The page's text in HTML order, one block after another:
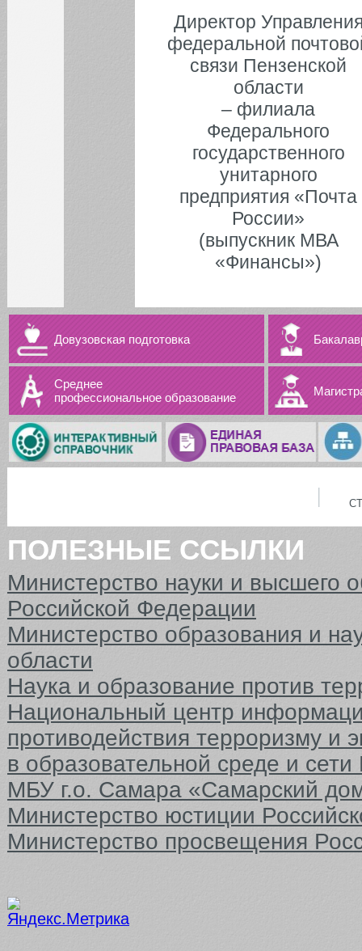
Директор
федеральной
связи Пензенской
области
– филиала
Федерального
государственного
унитарного
предприятия «Почта
России»
(выпускник МВА
«Финансы»)
Довузовская подготовка
Среднее
профессиональное образование
ПОЛЕЗНЫЕ ССЫЛКИ
Министерство науки и высшего
Российской Федерации
Министерство образования и
области
Наука и образование против
Национальный центр
противодействия терроризму и
в образовательной среде и сети
МБУ г.о. Самара «Самарский
Министерство юстиции
Министерство просвещения